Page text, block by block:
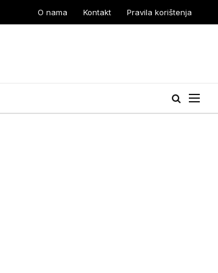
O nama Kontakt Pravila korištenja